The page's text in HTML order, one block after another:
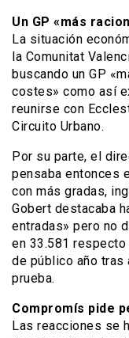
Un GP «más
La situación
la Comunitat
buscando un GP
costes» como así
reunirse con
Circuito Urbano.
Por su parte, el
pensaba entonces
con más gradas,
Gobert destacaba
entradas» pero no
en 33.581
de público año
prueba.
Compromís pide
Las reacciones se